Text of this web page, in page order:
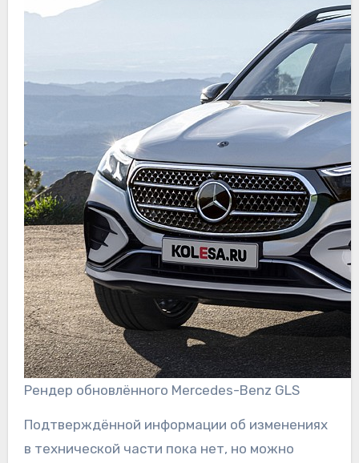
Рендер обновлённого Mercedes-Benz GLS
Подтверждённой информации об изменениях
в технической части пока нет, но можно